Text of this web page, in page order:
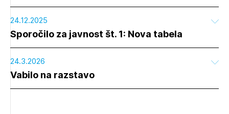
24.12.2025
Sporočilo za javnost št. 1: Nova tabela
24.3.2026
Vabilo na razstavo